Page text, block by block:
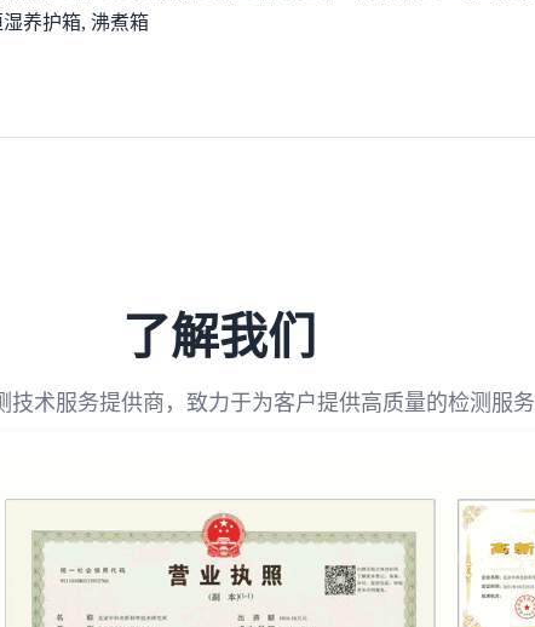
养护箱, 沸煮箱
了解我们
技术服务提供商，致力于为客户提供高质量的检测服务